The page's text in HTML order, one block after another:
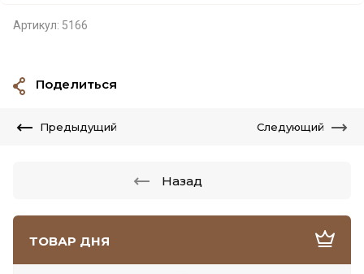
ТОВАР ДНЯ
Артикул: 5166
Поделиться
Предыдущий Следующий
Назад